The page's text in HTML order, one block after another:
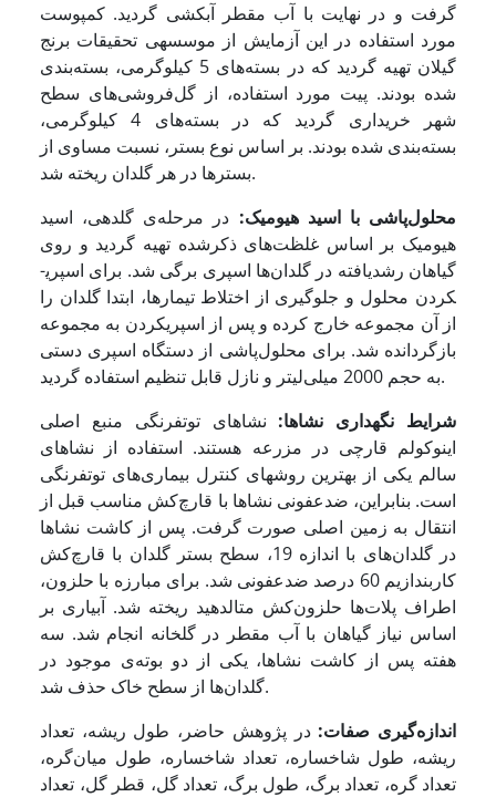
گرفت و در نهایت با آب مقطر آبکشی گردید. کمپوست
مورد استفاده در این آزمایش از موسسه­ی تحقیقات برنج
گیلان تهیه گردید که در بسته‌های 5 کیلوگرمی، بسته‌بندی
شده بودند. پیت مورد استفاده، از گل‌فروشی‌های سطح
شهر خریداری گردید که در بسته‌های 4 کیلوگرمی،
بسته‌بندی شده بودند. بر اساس نوع بستر، نسبت مساوی از
بسترها در هر گلدان ریخته شد.
محلول‌پاشی با اسید هیومیک: در مرحله‌ی گلدهی، اسید
هیومیک بر اساس غلظت‌های ذکرشده تهیه گردید و روی
گیاهان رشدیافته در گلدان‌ها اسپری برگی شد. برای اسپری­
کردن محلول و جلوگیری از اختلاط تیمارها، ابتدا گلدان را
از آن مجموعه خارج کرده و پس از اسپری­کردن به مجموعه
بازگردانده شد. برای محلول‌پاشی از دستگاه اسپری دستی
به حجم 2000 میلی‌لیتر و نازل قابل تنظیم استفاده گردید.
شرایط نگهداری نشاها: نشاهای توت­فرنگی منبع اصلی
اینوکولم قارچی در مزرعه هستند. استفاده از نشاهای
سالم یکی از بهترین روش­های کنترل بیماری‌های توت­فرنگی
است. بنابراین، ضدعفونی نشاها با قارچ‌کش مناسب قبل از
انتقال به زمین اصلی صورت گرفت. پس از کاشت نشاها
در گلدان‌های با اندازه 19، سطح بستر گلدان با قارچ‌کش
کاربندازیم 60 درصد ضدعفونی شد. برای مبارزه با حلزون،
اطراف پلات‌ها حلزون‌کش متالدهید ریخته شد. آبیاری بر
اساس نیاز گیاهان با آب مقطر در گلخانه انجام شد. سه
هفته پس از کاشت نشاها، یکی از دو بوته‌ی موجود در
گلدان‌ها از سطح خاک حذف شد.
اندازه‌گیری صفات: در پژوهش حاضر، طول ریشه، تعداد
ریشه، طول شاخساره، تعداد شاخساره، طول میان‌گره،
تعداد گره، تعداد برگ، طول برگ، تعداد گل، قطر گل، تعداد